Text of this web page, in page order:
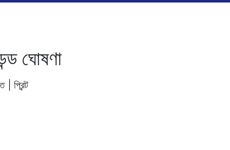
ঘোষণা
| প্রিন্ট